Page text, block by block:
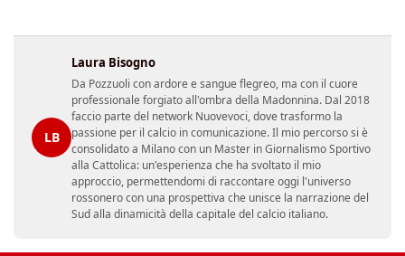
LB
Laura Bisogno
Da Pozzuoli con ardore e sangue flegreo, ma con il cuore
professionale forgiato all'ombra della Madonnina. Dal 2018
faccio parte del network Nuovevoci, dove trasformo la
passione per il calcio in comunicazione. Il mio percorso si è
consolidato a Milano con un Master in Giornalismo Sportivo
alla Cattolica: un'esperienza che ha svoltato il mio
approccio, permettendomi di raccontare oggi l'universo
rossonero con una prospettiva che unisce la narrazione del
Sud alla dinamicità della capitale del calcio italiano.